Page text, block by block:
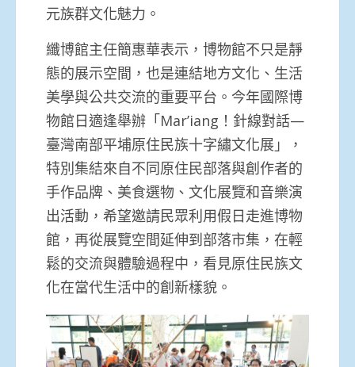
元族群文化魅力。
纖博館主任簡惠華表示，博物館不只是靜
態的展示空間，也是連結地方文化、生活
美學與公共交流的重要平台。今年國際博
物館日適逢舉辦「Mar’iang！針線對話—
臺灣南部平埔原住民族十字繡文化展」，
特別集結來自不同原住民部落與創作者的
手作品牌、美食選物、文化展覽和音樂演
出活動，希望邀請民眾利用假日走進博物
館，再從展覽空間延伸到部落市集，在輕
鬆的交流與體驗過程中，看見原住民族文
化在當代生活中的創新樣貌。